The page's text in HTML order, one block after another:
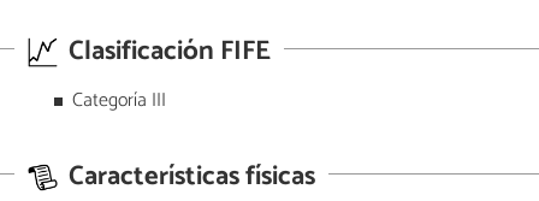
Clasificación FIFE
Categoría III
Características físicas